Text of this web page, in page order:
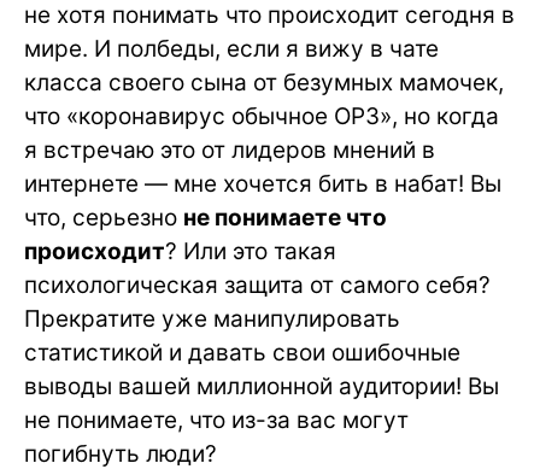
не хотя понимать что происходит сегодня в
мире. И полбеды, если я вижу в чате
класса своего сына от безумных мамочек,
что «коронавирус обычное ОРЗ», но когда
я встречаю это от лидеров мнений в
интернете — мне хочется бить в набат! Вы
что, серьезно не понимаете что
происходит? Или это такая
психологическая защита от самого себя?
Прекратите уже манипулировать
статистикой и давать свои ошибочные
выводы вашей миллионной аудитории! Вы
не понимаете, что из-за вас могут
погибнуть люди?